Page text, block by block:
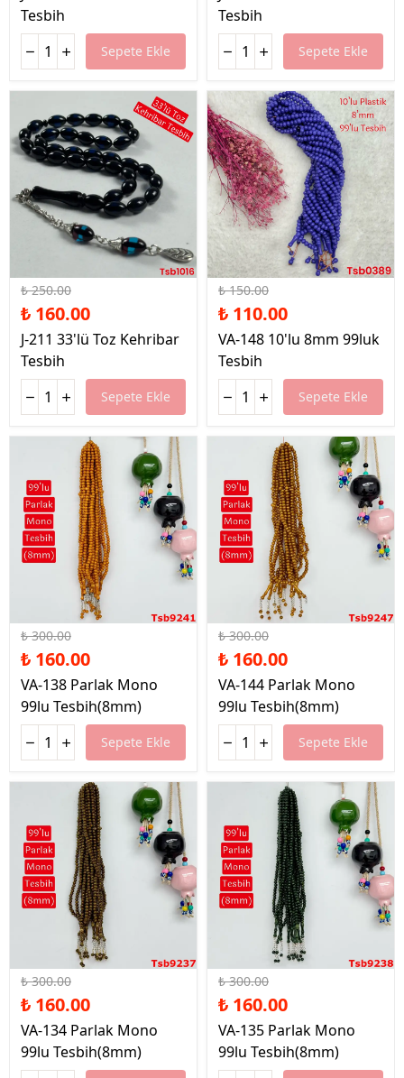
Tesbih
Sepete Ekle
Tesbih
Sepete Ekle
₺ 250.00
₺ 160.00
J-211 33'lü Toz Kehribar
Tesbih
Sepete Ekle
%27 İndirim
₺ 150.00
₺ 110.00
VA-148 10'lu 8mm 99luk
Tesbih
Sepete Ekle
%47 İndirim
₺ 300.00
₺ 160.00
VA-138 Parlak Mono
99lu Tesbih(8mm)
Sepete Ekle
%47 İndirim
₺ 300.00
₺ 160.00
VA-144 Parlak Mono
99lu Tesbih(8mm)
Sepete Ekle
%47 İndirim
₺ 300.00
₺ 160.00
VA-134 Parlak Mono
99lu Tesbih(8mm)
%47 İndirim
₺ 300.00
₺ 160.00
VA-135 Parlak Mono
99lu Tesbih(8mm)